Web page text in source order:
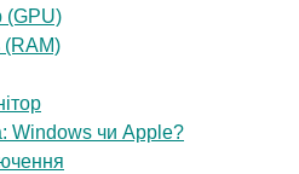
(GPU)
(RAM)
Windows чи Apple?